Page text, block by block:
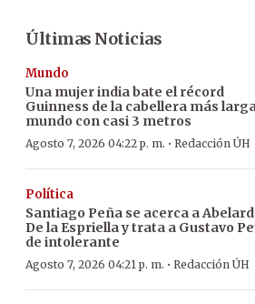
Últimas Noticias
Mundo
Una mujer india bate el récord
Guinness de la cabellera más
mundo con casi 3 metros
Agosto 7, 2026 04:22 p. m. · Redacción ÚH
Política
Santiago Peña se acerca a
De la Espriella y trata a Gustavo
de intolerante
Agosto 7, 2026 04:21 p. m. · Redacción ÚH